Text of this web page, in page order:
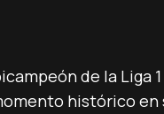
de la Liga
histórico en